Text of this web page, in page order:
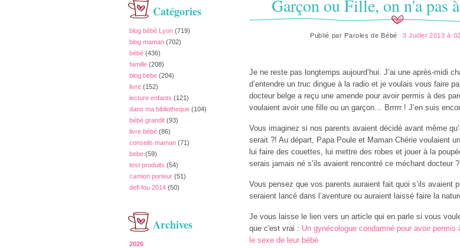
Catégories
blog bébé Lyon (719)
blog maman (702)
bébé (436)
famille (208)
blog bebe (204)
livre (152)
lecture enfants (121)
dans ma bibliotheque (104)
bébé grandit (93)
livre bébé (86)
conseils maman (71)
bebe (59)
test produits (54)
camion porteur (51)
defi fou 2014 (50)
Archives
2026
Garçon ou Fille, on n'a pas
Publié par Paroles de Bébé 3 Juillet 2013 à
Je ne reste pas longtemps aujourd’hui. J’ai une après-midi
d’entendre un truc dingue à la radio et je voulais vous faire
docteur belge a reçu une amende pour avoir permis à des
voulaient avoir une fille ou un garçon… Brrrrr ! J’en suis
Vous imaginez si nos parents avaient décidé avant même
serait ?! Au départ, Papa Poule et Maman Chérie voulaient
lui faire des couettes, lui mettre des robes et jouer à la
serais jamais né s’ils avaient rencontré ce méchant docteur ?
Vous pensez que vos parents auraient fait quoi s’ils avaient
seraient lancé dans l’aventure ou auraient laissé faire la
Je vous laisse le lien vers un article qui en parle si vous
que c'est vrai : Un gynécologue condamné pour avoir
le sexe de leur bébé